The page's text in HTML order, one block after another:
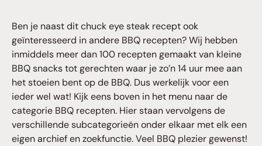
Ben je naast dit chuck eye steak recept ook
geïnteresseerd in andere BBQ recepten? Wij hebben
inmiddels meer dan 100 recepten gemaakt van kleine
BBQ snacks tot gerechten waar je zo’n 14 uur mee aan
het stoeien bent op de BBQ. Dus werkelijk voor een
ieder wel wat! Kijk eens boven in het menu naar de
categorie BBQ recepten. Hier staan vervolgens de
verschillende subcategorieën onder elkaar met elk een
eigen archief en zoekfunctie. Veel BBQ plezier gewenst!